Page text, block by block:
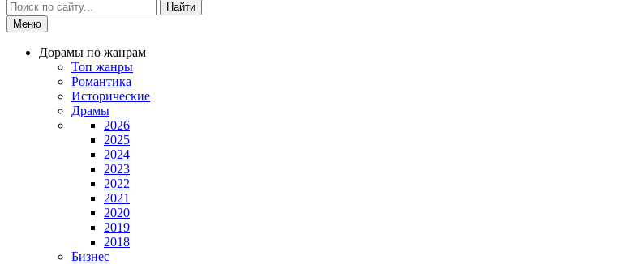
Найти
Меню
Дорамы по жанрам
Топ жанры
Романтика
Исторические
Драмы
2026
2025
2024
2023
2022
2021
2020
2019
2018
Бизнес